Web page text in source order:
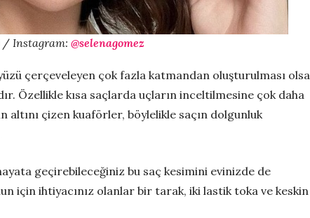
/ Instagram: @selenagomez
çerçeveleyen çok fazla katmandan oluşturulması olsa
Özellikle kısa saçlarda uçların inceltilmesine çok daha
çizen kuaförler, böylelikle saçın dolgunluk
geçirebileceğiniz bu saç kesimini evinizde de
için ihtiyacınız olanlar bir tarak, iki lastik toka ve keskin